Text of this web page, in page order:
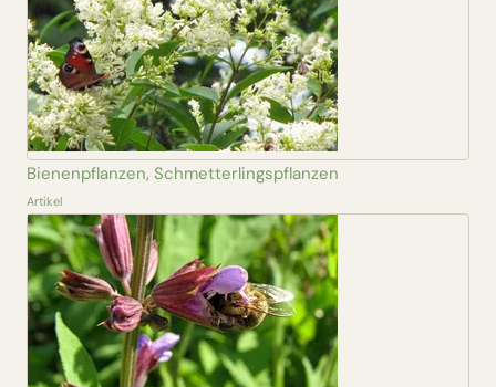
Bienenpflanzen, Schmetterlingspflanzen
Artikel